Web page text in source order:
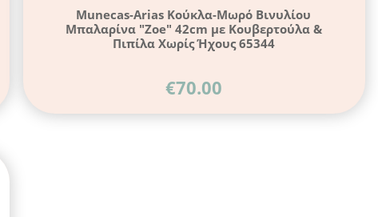
Munecas-Arias Κούκλα-Μωρό Βινυλίου
Μπαλαρίνα "Zoe" 42cm με Κουβερτούλα &
Πιπίλα Χωρίς Ήχους 65344
€70.00